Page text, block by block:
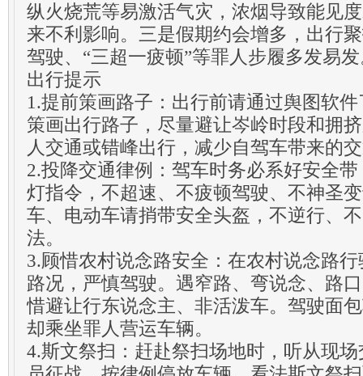
纵火烧荒等易激活气灾，浓烟导致能见
来不利影响。三是假期约会增多，出行
驾驶、“三超一疲顿”等罪人步履多发易
出行提示
1.提前策画路子：出行前请通过舆图软
策画出行路子，尽量避让岑岭时段和拥
人交通或错峰出行，减少自驾车带来的
2.投降交通律例：驾车时务必系好安全
灯指令，不超速、不疲顿驾驶、不神圣
车、电动车请捎带安全头盔，不逆行、
法。
3.顾惜农村说念路安全：在农村说念路
路况，严慎驾驶。遇窄路、弯说念、路
惜避让行东说念主、非活泼车。驾驶面
却乘坐罪人营运车辆。
4.斯文祭扫：赶赴祭扫场地时，听从现